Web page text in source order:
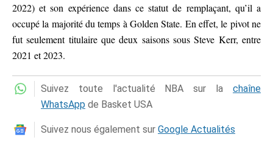
2022) et son expérience dans ce statut de remplaçant, qu’il a
occupé la majorité du temps à Golden State. En effet, le pivot ne
fut seulement titulaire que deux saisons sous Steve Kerr, entre
2021 et 2023.
Suivez toute l'actualité NBA sur la chaîne
WhatsApp de Basket USA
Suivez nous également sur Google Actualités